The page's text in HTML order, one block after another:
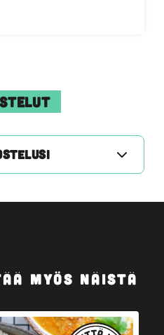
MYÖS NÄISTÄ